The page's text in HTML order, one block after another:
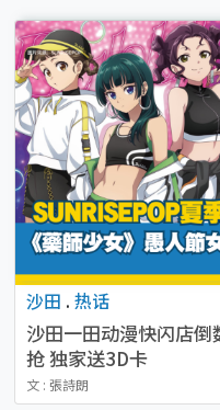
沙田 . 热话
沙田一田动漫快闪店
抢 独家送3D卡
文 : 張詩朗